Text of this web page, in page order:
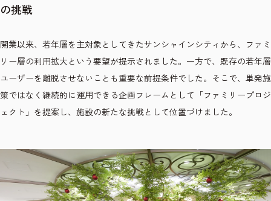
の挑戦
開業以来、若年層を主対象としてきたサンシャインシティから、ファミ
リー層の利用拡大という要望が提示されました。一方で、既存の若年層
ユーザーを離脱させないことも重要な前提条件でした。そこで、単発施
策ではなく継続的に運用できる企画フレームとして「ファミリープロジ
ェクト」を提案し、施設の新たな挑戦として位置づけました。